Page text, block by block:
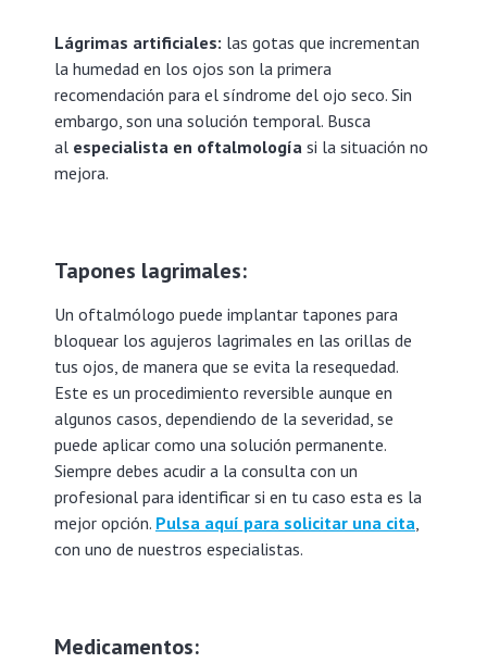
Lágrimas artificiales: las gotas que incrementan
la humedad en los ojos son la primera
recomendación para el síndrome del ojo seco. Sin
embargo, son una solución temporal. Busca
al especialista en oftalmología si la situación no
mejora.
Tapones lagrimales:
Un oftalmólogo puede implantar tapones para
bloquear los agujeros lagrimales en las orillas de
tus ojos, de manera que se evita la resequedad.
Este es un procedimiento reversible aunque en
algunos casos, dependiendo de la severidad, se
puede aplicar como una solución permanente.
Siempre debes acudir a la consulta con un
profesional para identificar si en tu caso esta es la
mejor opción. Pulsa aquí para solicitar una cita,
con uno de nuestros especialistas.
Medicamentos: